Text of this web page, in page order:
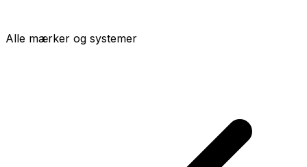
Alle mærker og systemer